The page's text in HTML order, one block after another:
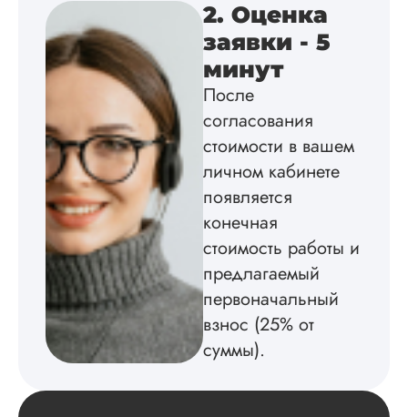
Дата:2025-02-19
Диссертацию
самостоятельно
обосновал
методологию
по результатам
исследования.
Благодарна.
2. Оценка
заявки - 5
минут
После
согласования
стоимости в вашем
личном кабинете
появляется
конечная
стоимость работы и
предлагаемый
первоначальный
взнос (25% от
суммы).